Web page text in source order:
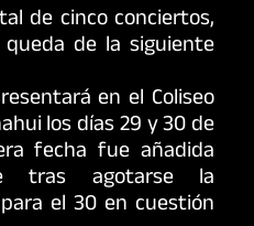
de cinco conciertos,
de la siguiente
en el Coliseo
los días 29 y 30 de
fecha fue añadida
tras agotarse la
el 30 en cuestión